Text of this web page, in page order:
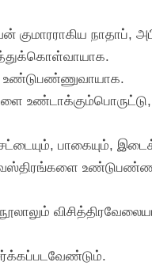
நாதாப்,
உண்டுபண்ணுவாயாக.
பாகையும்,
வஸ்திரங்களை